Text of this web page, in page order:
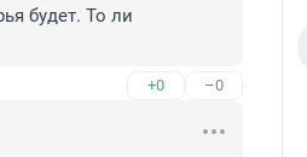
будет. То ли
+0 –0